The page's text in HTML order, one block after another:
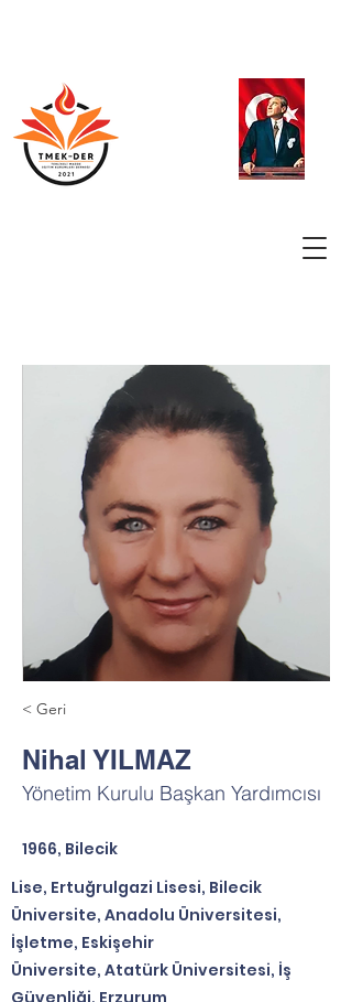
< Geri
Nihal YILMAZ
Yönetim Kurulu Başkan Yardımcısı
1966, Bilecik
Lise, Ertuğrulgazi Lisesi, Bilecik
Üniversite, Anadolu Üniversitesi,
İşletme, Eskişehir
Üniversite, Atatürk Üniversitesi, İş
Güvenliği, Erzurum